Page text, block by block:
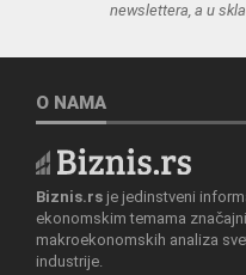
newslettera, a u
O NAMA
Biznis.rs je jedinstveni
ekonomskim temama
makroekonomskih analiza
industrije.